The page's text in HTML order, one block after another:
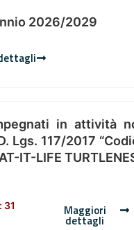
2026/2029
in attività
Lgs. 117/2017
IT-LIFE
31
Maggiori
dettagli